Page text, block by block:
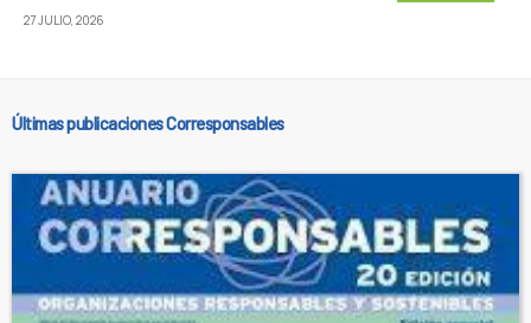
27 JULIO, 2026
Últimas publicaciones Corresponsables